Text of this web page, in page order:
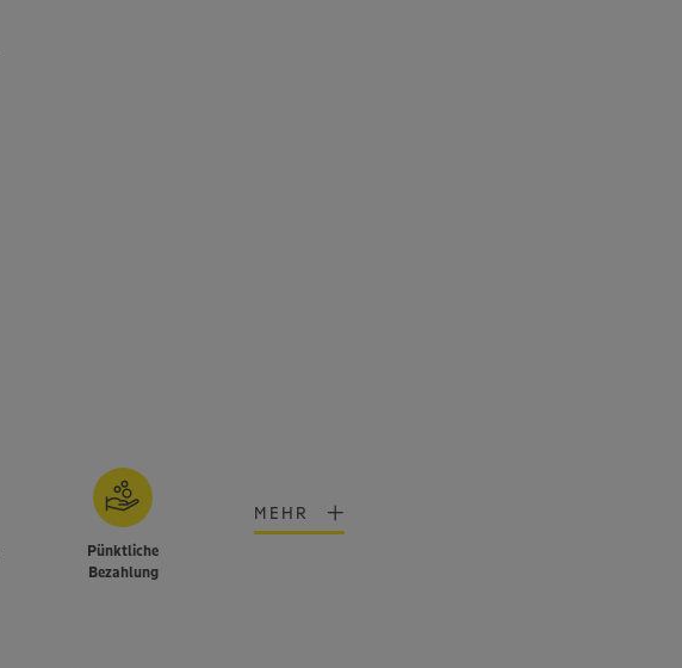
Pünktliche
Bezahlung
MEHR